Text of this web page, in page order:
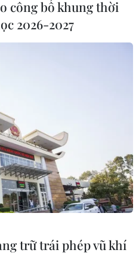
NAM
THỊ TÁM, KHÚC THANH
Quy định sử dụng
Hỗ trợ
TTXVN
Quảng cáo
công bố khung thời
2026-2027
trữ trái phép vũ khí